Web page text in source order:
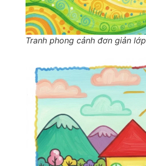
Tranh phong cảnh đơn giản